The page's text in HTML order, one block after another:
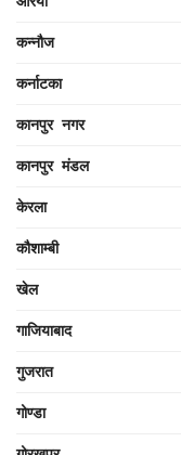
कन्नौज
कर्नाटका
कानपुर नगर
कानपुर मंडल
केरला
कौशाम्बी
खेल
गाजियाबाद
गुजरात
गोण्डा